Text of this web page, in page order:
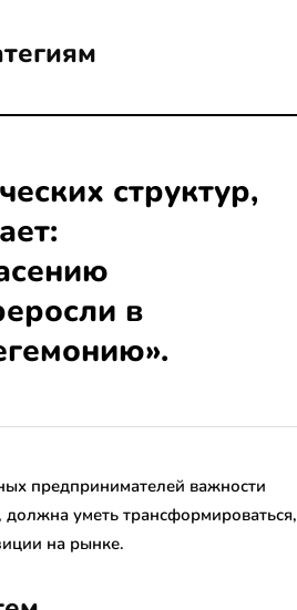
структур,
в
предпринимателей важности
уметь трансформироваться,
на рынке.